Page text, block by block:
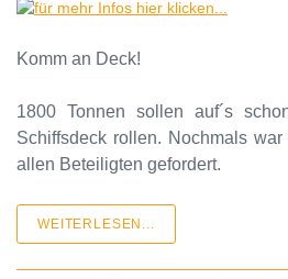
Komm an Deck!
1800 Tonnen sollen auf´s
Schiffsdeck rollen. Nochmals
allen Beteiligten gefordert.
WEITERLESEN...